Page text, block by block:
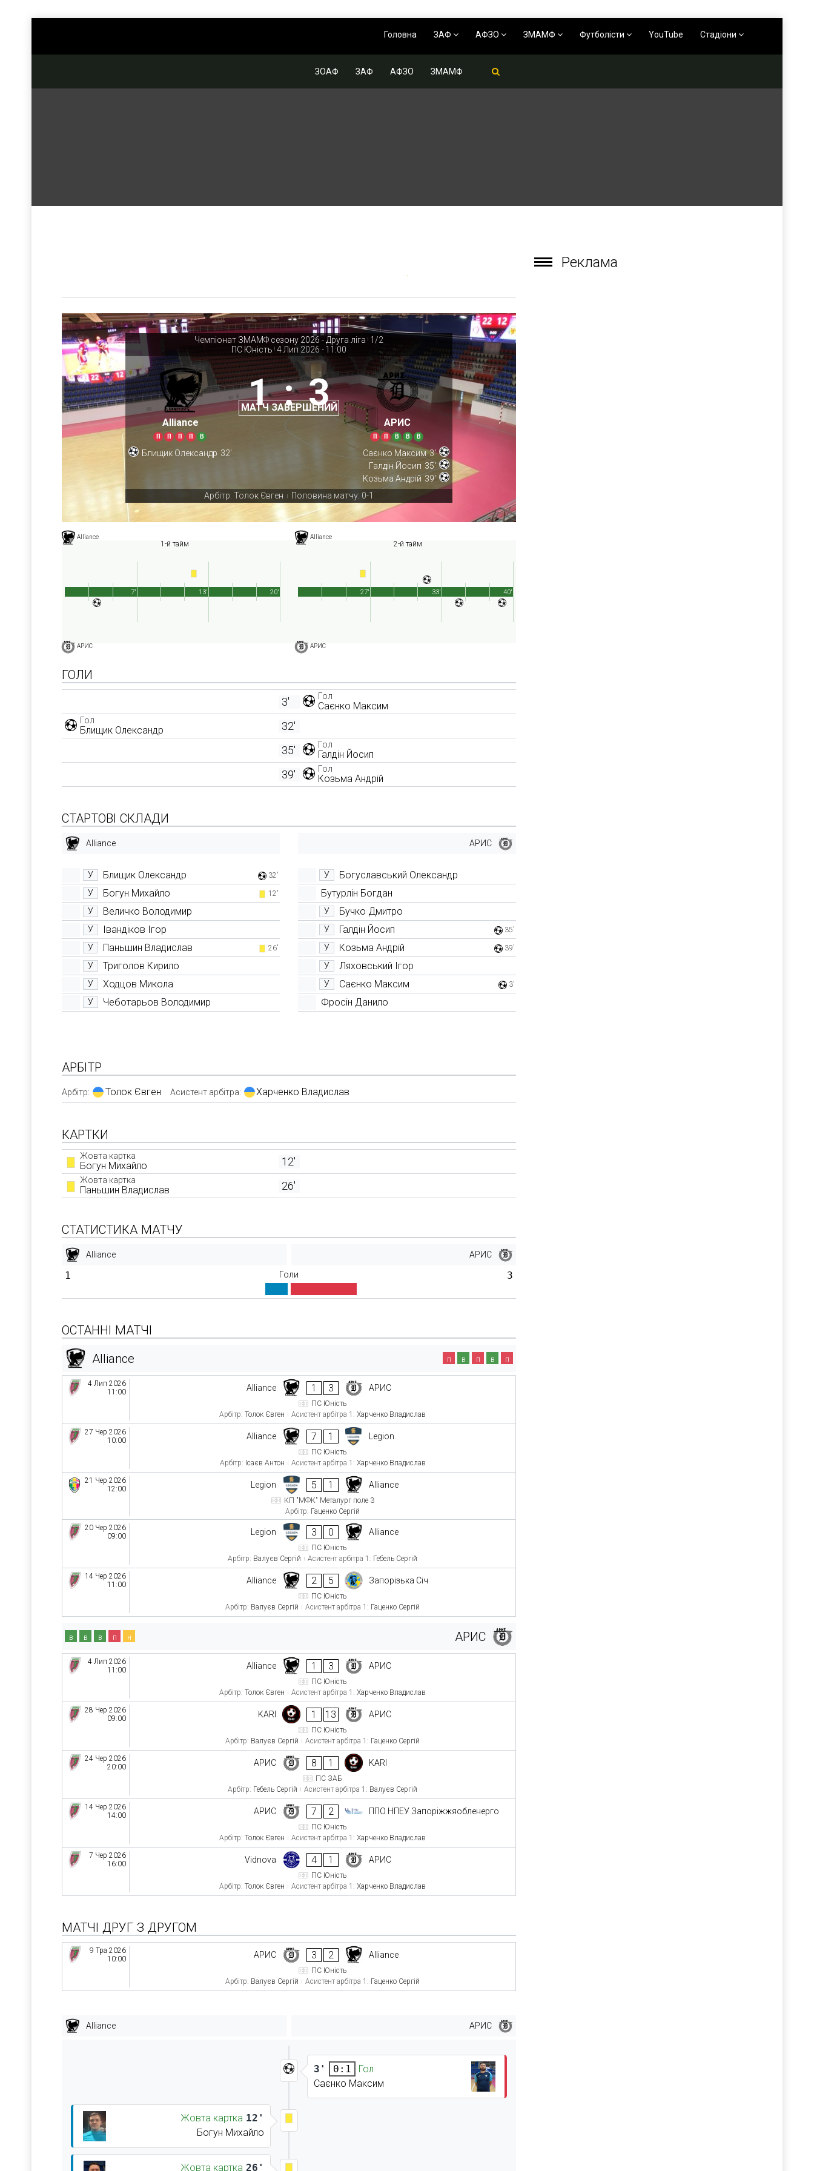
Головна ЗАФ АФЗО ЗМАМФ Футболісти YouTube Стадіони
ЗОАФ ЗАФ АФЗО ЗМАМФ
Чемпіонат ЗМАМФ сезону 2026 - Друга ліга | 1/2
ПС Юність | 4 Лип 2026 - 11:00
Alliance
П П П П В
1 : 3
МАТЧ ЗАВЕРШЕНИЙ
АРИС
П П В В В
Блищик Олександр 32' Саєнко Максим 3'
Галдін Йосип 35'
Козьма Андрій 39'
Арбітр: Толок Євген
| Половина матчу: 0-1
Alliance
1-й тайм
АРИС
20'
7' 13'
Alliance
2-й тайм
АРИС
40'
27' 33'
ГОЛИ
3' Гол
Саєнко Максим
Гол
Блищик Олександр
32'
35'
Гол
Галдін Йосип
39' Гол
Козьма Андрій
СТАРТОВІ СКЛАДИ
Alliance
У Блищик Олександр 32'
У Богун Михайло 12'
У Величко Володимир
У Івандіков Ігор
У Паньшин Владислав 26'
У Триголов Кирило
У Ходцов Микола
У Чеботарьов Володимир
АРИС
У
Богуславський Олександр
Бутурлін Богдан
У Бучко Дмитро
У Галдін Йосип 35'
У Козьма Андрій 39'
У Ляховський Ігор
У Саєнко Максим 3'
Фросін Данило
АРБІТР
Арбітр: Толок Євген Асистент арбітра: Харченко Владислав
КАРТКИ
Жовта картка
Богун Михайло 12'
Жовта картка
Паньшин Владислав 26'
СТАТИСТИКА МАТЧУ
Alliance АРИС
1 Голи 3
ОСТАННІ МАТЧІ
Alliance
п в п в п
4 Лип 2026
11:00
Alliance 1 3 АРИС
ПС Юність
Арбітр: Толок Євген Асистент арбітра 1: Харченко Владислав
27 Чер 2026
10:00
Alliance 7 1 Legion
ПС Юність
Арбітр: Ісаєв Антон Асистент арбітра 1: Харченко Владислав
21 Чер 2026
12:00
Legion 5 1 Alliance
КП "МФК" Металург поле 3
Арбітр: Гаценко Сергій
20 Чер 2026
09:00
Legion 3 0 Alliance
ПС Юність
Арбітр: Валуєв Сергій Асистент арбітра 1: Гебель Сергій
14 Чер 2026
11:00
Alliance 2 5 Запорізька Січ
ПС Юність
Арбітр: Валуєв Сергій Асистент арбітра 1: Гаценко Сергій
АРИС
в в в п н
4 Лип 2026
11:00
Alliance 1 3 АРИС
ПС Юність
Арбітр: Толок Євген Асистент арбітра 1: Харченко Владислав
28 Чер 2026
09:00
KARI 1 13 АРИС
ПС Юність
Арбітр: Валуєв Сергій Асистент арбітра 1: Гаценко Сергій
24 Чер 2026
20:00
АРИС 8 1 KARI
ПС ЗАБ
Арбітр: Гебель Сергій Асистент арбітра 1: Валуєв Сергій
14 Чер 2026
14:00
АРИС 7 2 ППО НПЕУ Запоріжжяобленерго
ПС Юність
Арбітр: Толок Євген Асистент арбітра 1: Харченко Владислав
7 Чер 2026
16:00
Vidnova 4 1 АРИС
ПС Юність
Арбітр: Толок Євген Асистент арбітра 1: Харченко Владислав
МАТЧІ ДРУГ З ДРУГОМ
9 Тра 2026
10:00
АРИС 3 2 Alliance
ПС Юність
Арбітр: Валуєв Сергій Асистент арбітра 1: Гаценко Сергій
Alliance АРИС
3' 0:1
Гол
Саєнко Максим
Жовта картка 12'
Богун Михайло
Жовта картка 26'
Реклама